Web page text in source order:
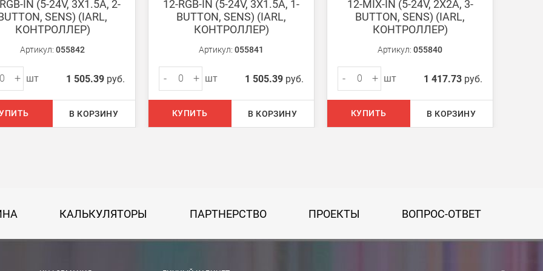
из нашихмагазинов
руб.
руб.
руб.
IN (5-24V, 3X1.5A, 2-
SENS) (IARL,
КОНТРОЛЛЕР)
Артикул: 055842
+ шт 1 505.39 руб.
В КОРЗИНУ
12-RGB-IN (5-24V, 3X1.5A, 1-
BUTTON, SENS) (IARL,
КОНТРОЛЛЕР)
Артикул: 055841
- + шт 1 505.39 руб.
КУПИТЬ В КОРЗИНУ
12-MIX-IN (5-24V, 2X2A, 3-
BUTTON, SENS) (IARL,
КОНТРОЛЛЕР)
Артикул: 055840
- + шт 1 417.73 руб.
КУПИТЬ В КОРЗИНУ
КАЛЬКУЛЯТОРЫ ПАРТНЕРСТВО ПРОЕКТЫ ВОПРОС-ОТВЕТ